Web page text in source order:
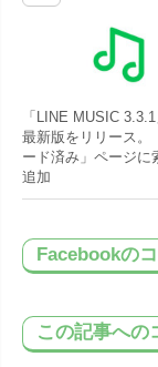
「LINE MUSIC
最新版をリリース。
ード済み」ページに
追加
Facebookの
この記事への